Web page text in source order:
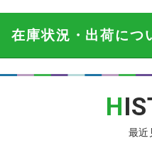
在庫状況・出荷につ
H
最近